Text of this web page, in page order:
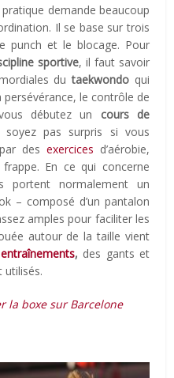
demande beaucoup
Il se base sur trois
punch et le blocage. Pour
sportive, il faut savoir
dutaekwondo qui
le contrôle de
débutez un cours de
pas surpris si vous
par des exercices d’aérobie,
frappe. En ce qui concerne
portent normalement un
– composé d’un pantalon
amples pour faciliter les
autour de la taille vient
entraînements, des gants et
utilisés.
la boxe sur Barcelone